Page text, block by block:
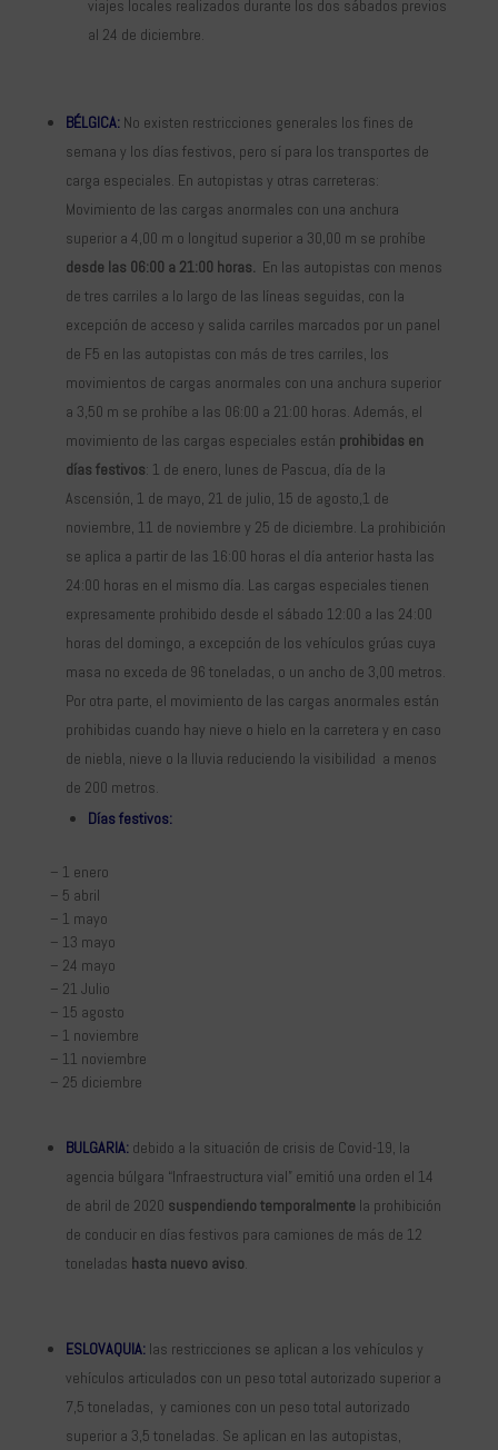
viajes locales realizados durante los dos sábados previos
al 24 de diciembre.
BÉLGICA:No existen restricciones generales los fines de
semana y los días festivos, pero sí para los transportes de
carga especiales. En autopistas y otras carreteras:
Movimiento de las cargas anormales con una anchura
superior a 4,00 m o longitud superior a 30,00 m se prohíbe
desde las 06:00 a 21:00 horas. En las autopistas con menos
de tres carriles a lo largo de las líneas seguidas, con la
excepción de acceso y salida carriles marcados por un panel
de F5 en las autopistas con más de tres carriles, los
movimientos de cargas anormales con una anchura superior
a 3,50 m se prohíbe a las 06:00 a 21:00 horas. Además, el
movimiento de las cargas especiales están prohibidas en
días festivos: 1 de enero, lunes de Pascua, día de la
Ascensión, 1 de mayo, 21 de julio, 15 de agosto,1 de
noviembre, 11 de noviembre y 25 de diciembre. La prohibición
se aplica a partir de las 16:00 horas el día anterior hasta las
24:00 horas en el mismo día. Las cargas especiales tienen
expresamente prohibido desde el sábado 12:00 a las 24:00
horas del domingo, a excepción de los vehículos grúas cuya
masa no exceda de 96 toneladas, o un ancho de 3,00 metros.
Por otra parte, el movimiento de las cargas anormales están
prohibidas cuando hay nieve o hielo en la carretera y en caso
de niebla, nieve o la lluvia reduciendo la visibilidad a menos
de 200 metros.
Días festivos:
– 1 enero
– 5 abril
– 1 mayo
– 13 mayo
– 24 mayo
– 21 Julio
– 15 agosto
– 1 noviembre
– 11 noviembre
– 25 diciembre
BULGARIA:debido a la situación de crisis de Covid-19, la
agencia búlgara “Infraestructura vial” emitió una orden el 14
de abril de 2020 suspendiendo temporalmente la prohibición
de conducir en días festivos para camiones de más de 12
toneladas hasta nuevo aviso
ESLOVAQUIA:las restricciones se aplican a los vehículos y
vehículos articulados con un peso total autorizado superior a
7,5 toneladas, y camiones con un peso total autorizado
superior a 3,5 toneladas. Se aplican en las autopistas,